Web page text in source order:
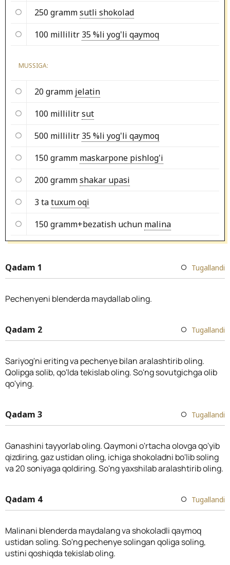
250 grammsutli shokolad
100 millilitr 35 %li yog'li qaymoq
MUSSIGA:
20 gramm jelatin
100 millilitrsut
500 millilitr 35 %li yog'li qaymoq
150 gramm maskarpone pishlog'i
200 grammshakar upasi
3 tatuxum oqi
150 gramm+bezatish uchun malina
Qadam 1 Tugallandi
Pechenyeni blenderda maydallab oling.
Qadam 2 Tugallandi
Sariyog'ni eriting va pechenye bilan aralashtirib oling.
Qolipga solib, qo'lda tekislab oling. So'ng sovutgichga olib
qo'ying.
Qadam 3 Tugallandi
Ganashini tayyorlab oling. Qaymoni o'rtacha olovga qo'yib
qizdiring, gaz ustidan oling, ichiga shokoladni bo'lib soling
va 20 soniyaga qoldiring. So'ng yaxshilab aralashtirib oling.
Qadam 4 Tugallandi
Malinani blenderda maydalang va shokoladli qaymoq
ustidan soling. So'ng pechenye solingan qoliga soling,
ustini qoshiqda tekislab oling.